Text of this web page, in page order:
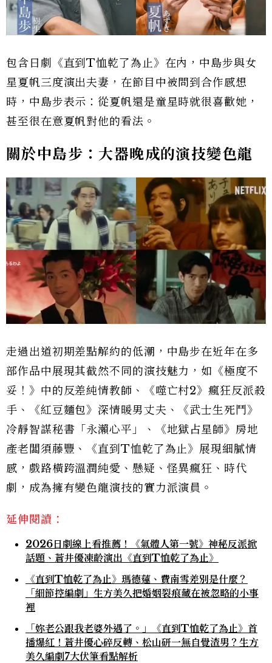
包含日劇《直到T恤乾了為止》在內，中島步與女
星夏帆三度演出夫妻，在節目中被問到合作感想
時，中島步表示：從夏帆還是童星時就很喜歡她，
甚至很在意夏帆對他的看法。
關於中島步：大器晚成的演技變色龍
走過出道初期差點解約的低潮，中島步在近年在多
部作品中展現其截然不同的演技魅力，如《極度不
妥！》中的反差純情教師、《噬亡村2》瘋狂反派殺
手、《紅豆麵包》深情暖男丈夫、《武士生死鬥》
冷靜智謀秘書「永瀨心平」、《地獄占星師》房地
產老闆須藤豐、《直到T恤乾了為止》展現細膩情
感，戲路橫跨溫潤純愛、懸疑、怪異瘋狂、時代
劇，成為擁有變色龍演技的實力派演員。
延伸閱讀：
2026日劇線上看推薦！《氣體人第一號》神秘反派掀
話題、蒼井優凍齡演出《直到T恤乾了為止》
《直到T恤乾了為止》瑪德蓮、費南雪差別是什麼？
「細節控編劇」生方美久把婚姻裂痕藏在被忽略的小事
裡
「妳老公跟我老婆外遇了。」《直到T恤乾了為止》首
播爆紅！蒼井優心碎反轉、松山研一無自覺渣男？生方
美久編劇7大伏筆看點解析